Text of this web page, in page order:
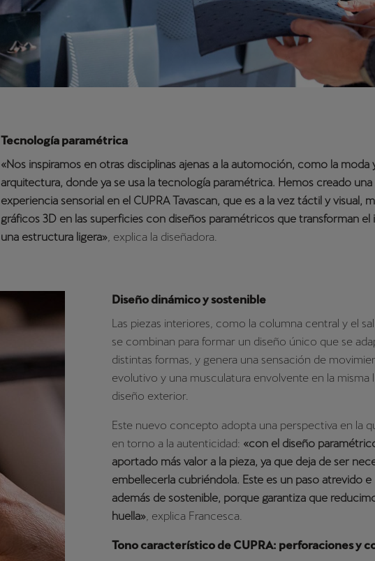
Tecnología paramétrica
«Nos inspiramos en otras disciplinas ajenas a la automoción, como la moda
arquitectura, donde ya se usa la tecnología paramétrica. Hemos creado una
experiencia sensorial en el CUPRA Tavascan, que es a la vez táctil y visual,
gráficos 3D en las superficies con diseños paramétricos que transforman el
una estructura ligera» , explica la diseñadora.
Diseño dinámico y sostenible
Las piezas interiores, como la columna central y el
se combinan para formar un diseño único que se
distintas formas, y genera una sensación de
evolutivo y una musculatura envolvente en la misma
diseño exterior.
Este nuevo concepto adopta una perspectiva en la
en torno a la autenticidad: «con el diseño
aportado más valor a la pieza, ya que deja de ser
embellecerla cubriéndola. Este es un paso atrevido e
además de sostenible, porque garantiza que
huella», explica Francesca.
Tono característico de CUPRA: perforaciones y